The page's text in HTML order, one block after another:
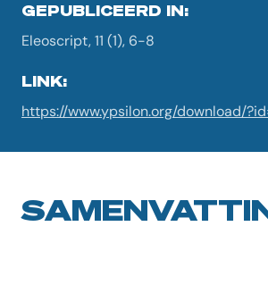
GEPUBLICEERD IN:
Eleoscript, 11 (1), 6-8
LINK:
https://www.ypsilon.org/download/